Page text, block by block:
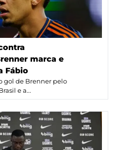
marca e
Fábio
gol de Brenner pelo
e a...